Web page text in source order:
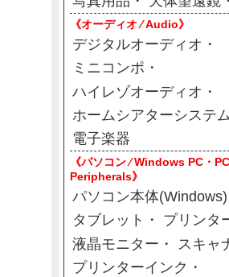
《オーディオ ⁄ Audio》
デジタルオーディオ
ミニコンポ
ハイレゾオーディオ
ホームシアターシステム
電子楽器
《パソコン ⁄ Windows PC・PC
Peripherals》
パソコン本体(Windows)
タブレット
プリンタ
液晶モニター
スキャ
プリンターインク